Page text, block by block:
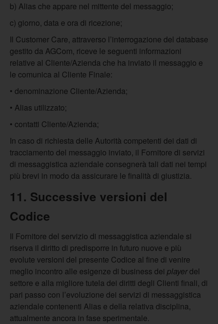
b) Alias che appare nel mittente del messaggio;
c) giorno, data e ora di ricezione;
Il Customer Care, attraverso l’interrogazione del database
gestito da AGCom, riceve le seguenti informazioni
relative al Cliente/Azienda che ha inviato il messaggio e
le comunica al Cliente Finale:
• denominazione Cliente/Azienda;
• Alias utilizzato;
• contatti Cliente/Azienda;
In caso di richiesta delle Autorità competenti dei dati di
tracciamento del messaggio inviato, il Fornitore di servizi
di messaggistica aziendale consegnerà tali dati nei tempi
più brevi in modo da assicurare le finalità di giustizia.
11. Successive versioni del
Codice
Il Fornitore del servizio di messaggistica aziendale si
riserva il diritto di predisporre in futuro nuove e più
evolute versioni del presente Codice al fine di venire
meglio incontro alle esigenze di business dei playerdel
settore e alla migliore tutela dei diritti degli Clienti finali, di
pari passo con l’evoluzione dei servizi di messaggistica
aziendale contenenti Alias e della relativa disciplina,
attualmente ancora in fase sperimentale.